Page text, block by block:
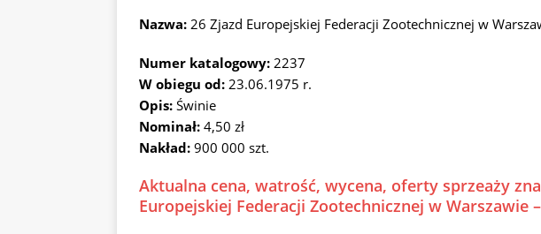
Nazwa: 26 Zjazd Europejskiej Federacji Zootechnicznej w
Numer katalogowy: 2237
W obiegu od: 23.06.1975 r.
Opis: Świnie
Nominał: 4,50 zł
Nakład: 900 000 szt.
Aktualna cena, watrość, wycena, oferty sprzeaży
Europejskiej Federacji Zootechnicznej w Warszawie